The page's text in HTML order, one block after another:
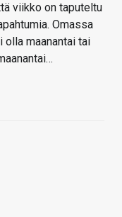
viikko on taputeltu
Omassa
maanantai tai